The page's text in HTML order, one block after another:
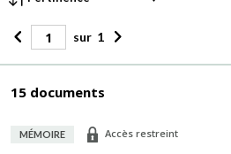
sur 1
15 documents
MÉMOIRE Accès restreint